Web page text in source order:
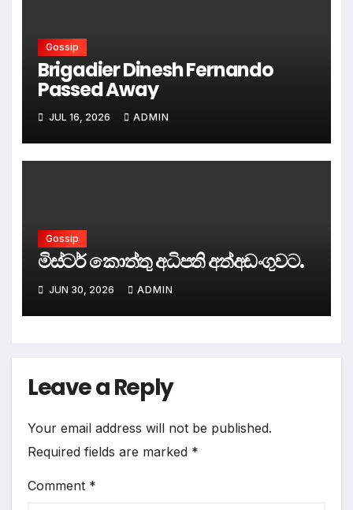
Gossip
Brigadier Dinesh Fernando
Passed Away
JUL 16, 2026 ADMIN
Gossip
මිස්ටර් කොත්තු අධිපති අත්අඩංගුවට.
JUN 30, 2026 ADMIN
Leave a Reply
Your email address will not be published.
Required fields are marked *
Comment *